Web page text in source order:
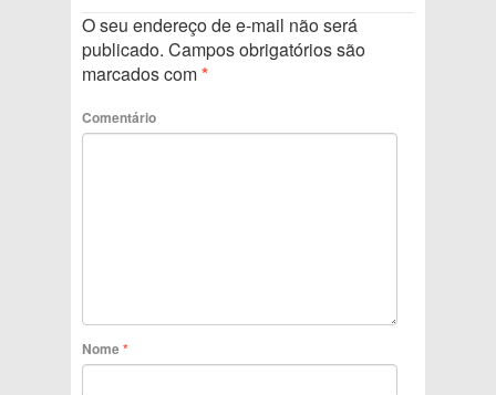
O seu endereço de e-mail não será
publicado. Campos obrigatórios são
marcados com*
Comentário
Nome*